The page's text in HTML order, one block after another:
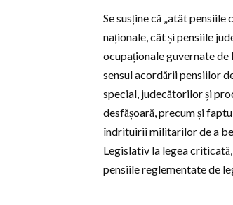
Se susține că „atât
naționale, cât și pensiile
ocupaționale guvernate
sensul acordării pensiilor
special, judecătorilor și
desfășoară, precum și
îndrituirii militarilor de a
Legislativ la legea
pensiile reglementate de